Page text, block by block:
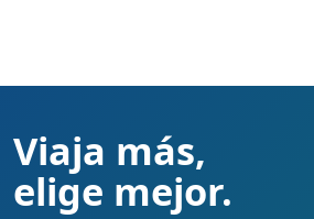
Viaja más,
elige mejor.